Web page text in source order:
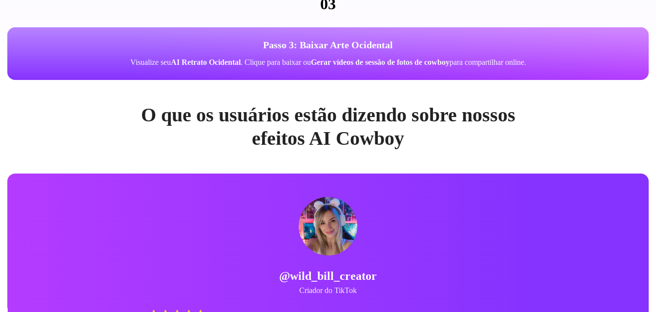
03
Passo 3: Baixar Arte Ocidental
Visualize seuAI Retrato Ocidental. Clique para baixar ouGerar vídeos de sessão de fotos de cowboypara compartilhar online.
O que os usuários estão dizendo sobre nossos
efeitos AI Cowboy
@Sarah_Cosplays
Cosplayer